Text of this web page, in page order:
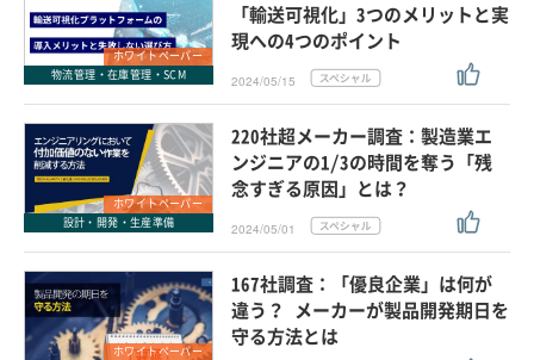
ホワイトペーパー
物流管理・在庫管理・SCM
「輸送可視化」3つのメリットと実
現への4つのポイント
2024/05/15
ホワイトペーパー
設計・開発・生産準備
220社超メーカー調査：製造業エ
ンジニアの1/3の時間を奪う「残
念すぎる原因」とは？
2024/05/01
ホワイトペーパー
167社調査：「優良企業」は何が
違う？ メーカーが製品開発期日を
守る方法とは